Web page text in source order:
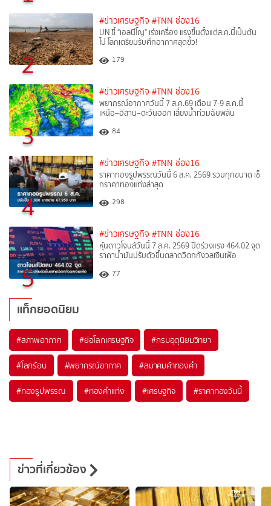
2
#ข่าวเศรษฐกิจ #TNN ช่อง16
UN ชี้ "เอลนีโญ" เร่งเครื่อง แรงขึ้นตั้งแต่ส.ค.นี้เป็นต้น
ไป โลกเตรียมรับศึกอากาศสุดขั้ว!
179
3
#ข่าวเศรษฐกิจ #TNN ช่อง16
พยากรณ์อากาศวันนี้ 7 ส.ค.69 เตือน 7-9 ส.ค.นี้
เหนือ–อีสาน–ตะวันออก เสี่ยงน้ำท่วมฉับพลัน
84
4
#ข่าวเศรษฐกิจ #TNN ช่อง16
ราคาทองรูปพรรณวันนี้ 6 ส.ค. 2569 รวมทุกขนาด เช็
กราคาทองแท่งล่าสุด
298
5
#ข่าวเศรษฐกิจ #TNN ช่อง16
หุ้นดาวโจนส์วันนี้ 7 ส.ค. 2569 ปิดร่วงแรง 464.02 จุด
ราคาน้ำมันปรับตัวขึ้นตลาดวิตกกังวลเงินเฟ้อ
77
แท็กยอดนิยม
#สภาพอากาศ #ย่อโลกเศรษฐกิจ #กรมอุตุนิยมวิทยา
#โลกร้อน #พยากรณ์อากาศ #สมาคมค้าทองคำ
#ทองรูปพรรณ #ทองคำแท่ง #เศรษฐกิจ #ราคาทองวันนี้
ข่าวที่เกี่ยวข้อง